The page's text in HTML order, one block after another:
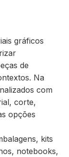
gráficos
de
Na
com
corte,
opções
kits
notebooks,